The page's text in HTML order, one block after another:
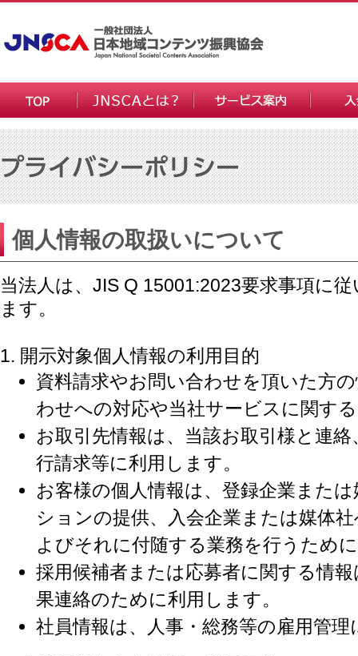
個人情報の取扱いについて
当法人は、JIS Q 15001:2023要求事項に
ます。
開示対象個人情報の利用目的
資料請求やお問い合わせを頂いた方
わせへの対応や当社サービスに関す
お取引先情報は、当該お取引様と連
行請求等に利用します。
お客様の個人情報は、登録企業また
ションの提供、入会企業または媒体
よびそれに付随する業務を行うため
採用候補者または応募者に関する情
果連絡のために利用します。
社員情報は、人事・総務等の雇用管